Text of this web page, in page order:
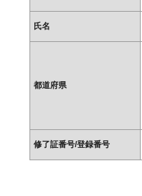
氏名
都道府県
修了証番号/登録番号